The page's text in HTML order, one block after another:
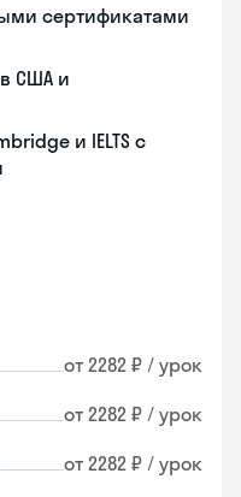
сертификатами
США и
и IELTS с
от 2282 ₽ / урок
от 2282 ₽ / урок
от 2282 ₽ / урок